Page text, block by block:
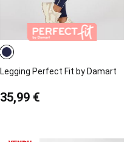
Legging Perfect Fit by Damart
35,99 €